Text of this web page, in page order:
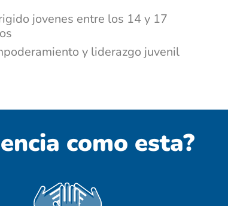
jovenes entre los 14 y 17
y liderazgo juvenil
como esta?